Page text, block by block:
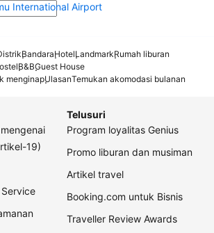
International Airport
BandaraHotelLandmarkRumah liburan
B&BGuest House
menginapUlasanTemukan akomodasi bulanan
19)
Telusuri
Program loyalitas Genius
Promo liburan dan musiman
Artikel travel
Booking.com untuk Bisnis
Traveller Review Awards